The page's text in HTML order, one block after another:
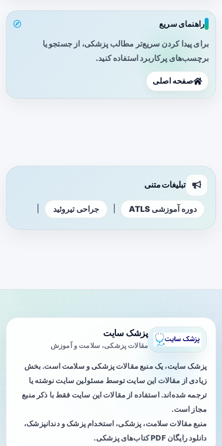
راهنمای سریع
برای پیدا کردن سریع‌تر مطالب پزشکی، از جستجو یا
برچسب‌های پرکاربرد استفاده کنید.
صفحه اصلی
تبلیغات متنی
دوره آموزشی ATLS جراحی تیروئید
پزشک سایت
مقالات پزشکی، سلامت و آموزش
پزشک سایت، یک منبع مقالات پزشکی و سلامت است. بخش
زیادی از مقالات این سایت توسط مسئولین سایت نوشته یا
ترجمه شده‌اند. استفاده از مقالات این سایت فقط با ذکر منبع
مجاز است.
منبع مقالات سلامت، پزشکی، استخدام پزشک و دندانپزشک،
دانلود رایگان PDF کتاب‌های پزشکی.